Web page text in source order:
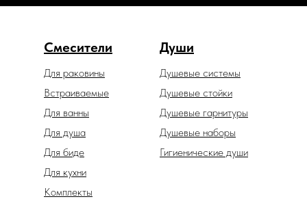
Смесители Души
Душевые гарнитуры
Душевые системы
Гигиенические души
Душевые наборы
Встраиваемые
Для биде
Для ванны
Для душа
Для раковины
Для кухни
Душевые стойки
Комплекты